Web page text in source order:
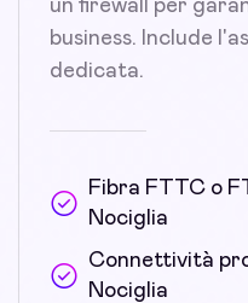
un firewall per
business. Include
dedicata.
Fibra FTTC o
Nociglia
Connettività
Nociglia